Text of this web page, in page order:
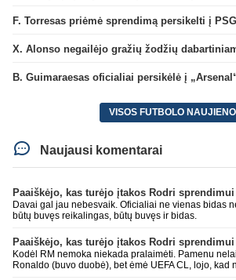
F. Torresas priėmė sprendimą persikelti į
B. Guimaraesas oficialiai persikėlė į
VISOS FUTBOLO
Naujausi komentarai
Davai gal jau nebesvaik. Oficialiai ne vienas bidas
būtų buvęs reikalingas, būtų buvęs ir bidas.
Kodėl RM nemoka niekada pralaimėti. Pamenu
Ronaldo (buvo duobė), bet ėmė UEFA CL, lojo, kad